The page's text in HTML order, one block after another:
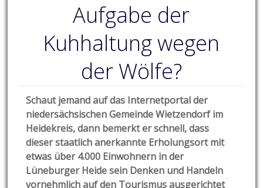
Aufgabe der
Kuhhaltung wegen
der Wölfe?
Schaut jemand auf das Internetportal der
niedersächsischen Gemeinde Wietzendorf im
Heidekreis, dann bemerkt er schnell, dass
dieser staatlich anerkannte Erholungsort mit
etwas über 4.000 Einwohnern in der
Lüneburger Heide sein Denken und Handeln
vornehmlich auf den Tourismus ausgerichtet